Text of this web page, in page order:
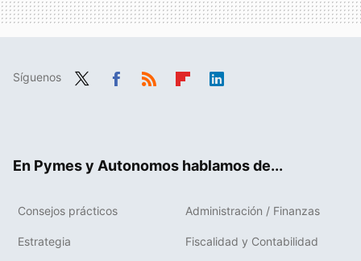
Síguenos
En Pymes y Autonomos hablamos de...
Consejos prácticos Administración / Finanzas
Estrategia Fiscalidad y Contabilidad